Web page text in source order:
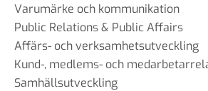
Varumärke och kommunikation
Public Relations & Public Affairs
Affärs- och verksamhetsutveckling
Kund-, medlems- och
Samhällsutveckling